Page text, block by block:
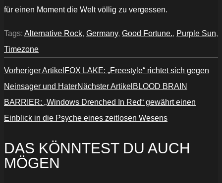
für einen Moment die Welt völlig zu vergessen.
Tags: Alternative Rock, Germany, Good Fortune., Purple Sun,
Timezone
Vorheriger Artikel FOX LAKE: „Freestyle“ richtet sich gegen
Neinsager und HaterNächster Artikel BLOOD BRAIN
BARRIER: „Windows Drenched In Red“ gewährt einen
Einblick in die Psyche eines zeitlosen Wesens
DAS KÖNNTEST DU AUCH
MÖGEN